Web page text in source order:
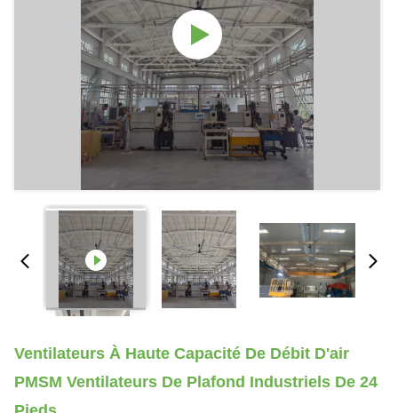
Ventilateurs À Haute Capacité De Débit D'air
PMSM Ventilateurs De Plafond Industriels De 24